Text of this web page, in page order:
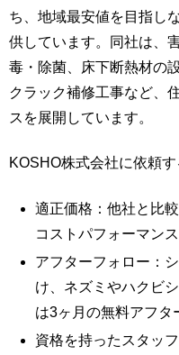
ち、地域最安値を目指し
供しています。同社は、
毒・除菌、床下断熱材の
クラック補修工事など、
スを展開しています。
KOSHO株式会社に依頼
適正価格：他社と比
コストパフォーマンス
アフターフォロー：
け、ネズミやハクビ
は3ヶ月の無料アフタ
資格を持ったスタッ